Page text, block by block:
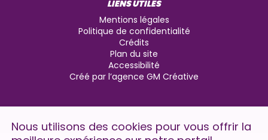
LIENS UTILES
Mentions légales
Politique de confidentialité
Crédits
Plan du site
Accessibilité
Créé par l’agence GM Créative
Nous utilisons des cookies pour vous offrir la